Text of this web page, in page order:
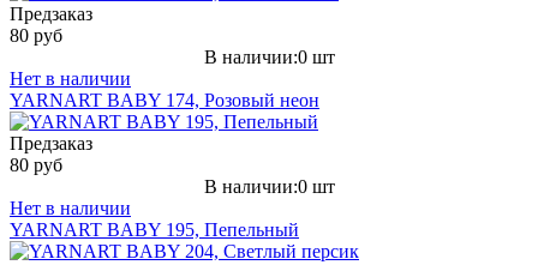
Предзаказ
80 руб
В наличии:0 шт
Нет в наличии
YARNART BABY 174, Розовый неон
Предзаказ
80 руб
В наличии:0 шт
Нет в наличии
YARNART BABY 195, Пепельный